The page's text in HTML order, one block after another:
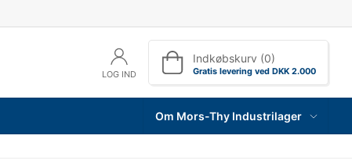
LOG IND
Indkøbskurv (0)
Gratis levering ved DKK 2.000
Om Mors-Thy Industrilager